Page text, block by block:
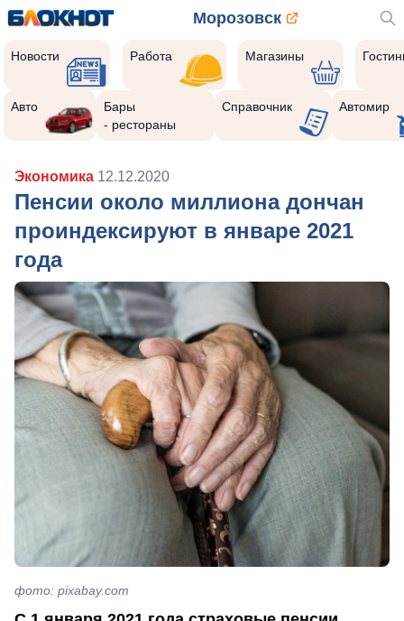
Морозовск
Новости Работа Магазины
Авто
Бары
- рестораны
Справочник Автомир
Экономика 12.12.2020
Пенсии около миллиона дончан
проиндексируют в январе 2021
года
фото: pixabay.com